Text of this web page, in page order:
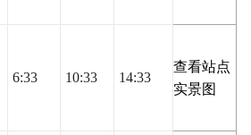
6:33 10:33 14:33
查看站点
实景图